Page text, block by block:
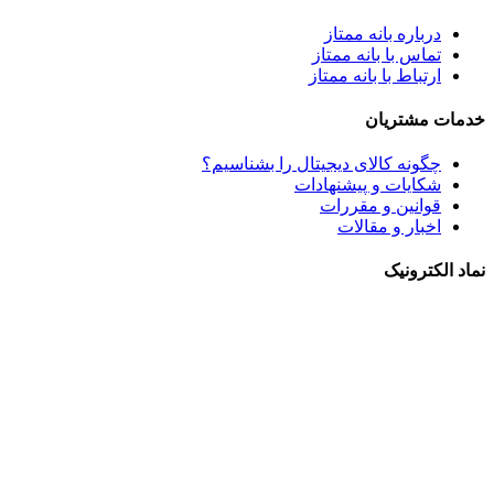
درباره بانه ممتاز
تماس با بانه ممتاز
ارتباط با بانه ممتاز
خدمات مشتریان
چگونه کالای دیجیتال را بشناسیم؟
شکایات و پیشنهادات
قوانین و مقررات
اخبار و مقالات
نماد الکترونیک